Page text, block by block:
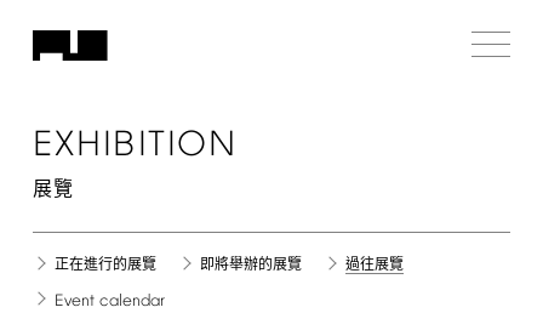
EXHIBITION
展覽
正在進行的展覽 即將舉辦的展覽 過往展覽
Event calendar